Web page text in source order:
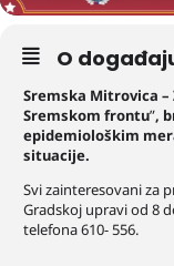
O
Sremska Mitrovica
Sremskom frontu”,
epidemiološkim
situacije.
Svi zainteresovani za
Gradskoj upravi od 8
telefona 610- 556.